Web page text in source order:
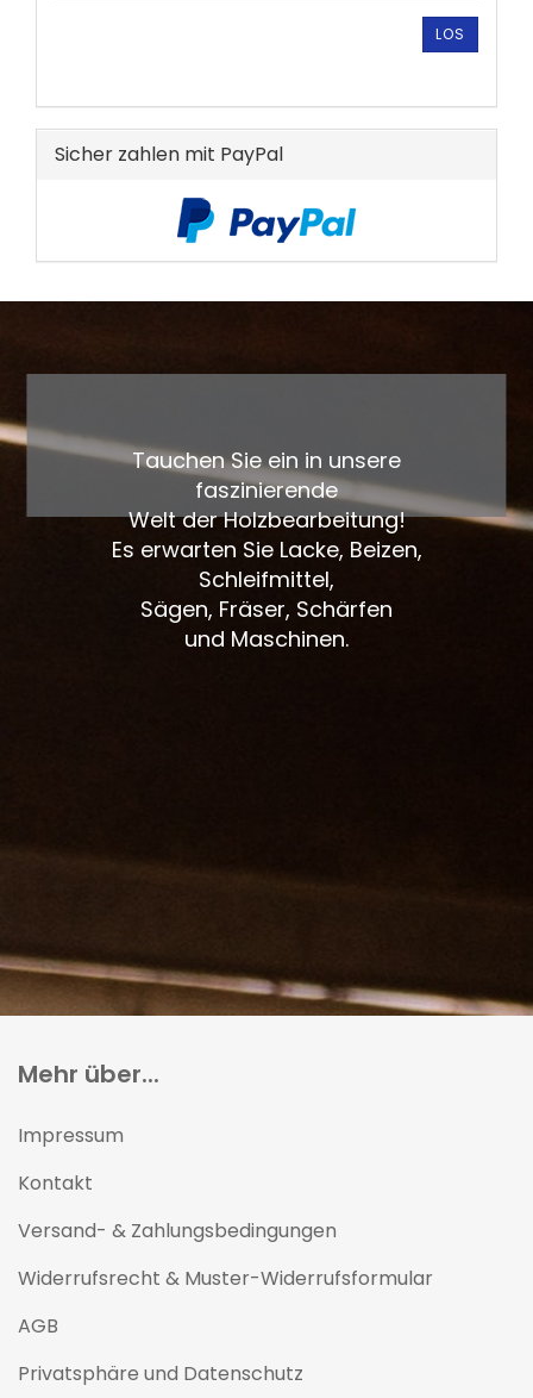
EIN.
LOS
Sicher zahlen mit PayPal
Tauchen Sie ein in unsere
faszinierende
Welt der Holzbearbeitung!
Es erwarten Sie Lacke, Beizen,
Schleifmittel,
Sägen, Fräser, Schärfen
und Maschinen.
Mehr über...
Impressum
Kontakt
Versand- & Zahlungsbedingungen
Widerrufsrecht & Muster-Widerrufsformular
AGB
Privatsphäre und Datenschutz